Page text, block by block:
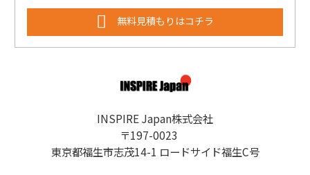
無料見積もりはコチラ
INSPIRE Japan株式会社
〒197-0023
東京都福生市志茂14-1 ロードサイド福生C号